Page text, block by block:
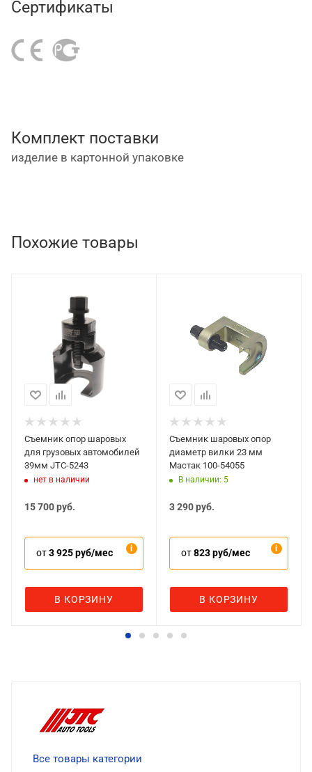
Сертификаты
Комплект поставки
изделие в картонной упаковке
Похожие товары
Съемник опор шаровых
для грузовых автомобилей
39мм JTC-5243
нет в наличии
15 700руб.
от3 925 руб/мес
В КОРЗИНУ
Съемник шаровых опор
диаметр вилки 23 мм
Мастак 100-54055
В наличии: 5
3 290руб.
от823 руб/мес
В КОРЗИНУ
Все товары категории